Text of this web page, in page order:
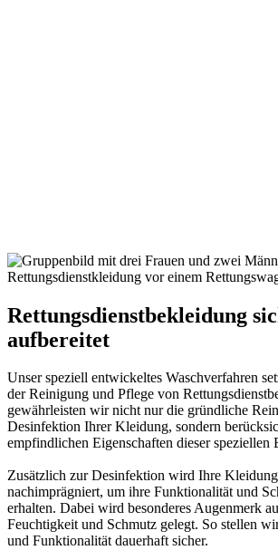
Rettungsdienstbekleidung
aufbereitet
Unser speziell entwickeltes Waschverfahren
der Reinigung und Pflege von
gewährleisten wir nicht nur die gründliche
Desinfektion Ihrer Kleidung, sondern
empfindlichen Eigenschaften dieser speziellen
Zusätzlich zur Desinfektion wird Ihre
nachimprägniert, um ihre Funktionalität und
erhalten. Dabei wird besonderes Augenmerk
Feuchtigkeit und Schmutz gelegt. So stellen
und Funktionalität dauerhaft sicher.